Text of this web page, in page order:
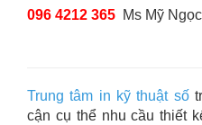
096 4212 365 Ms Mỹ Ngọc
Trung tâm in kỹ thuật số
cận cụ thể nhu cầu thiết